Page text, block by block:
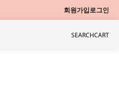
회원가입로그인
SEARCHCART